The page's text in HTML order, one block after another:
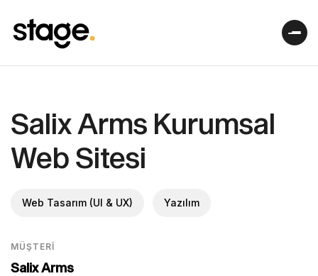
Salix Arms Kurumsal
Web Sitesi
Web Tasarım (UI & UX) Yazılım
MÜŞTERI
Salix Arms